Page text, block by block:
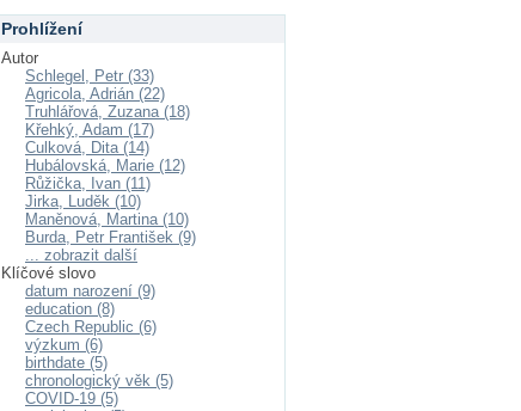
Prohlížení
Autor
Schlegel, Petr (33)
Agricola, Adrián (22)
Truhlářová, Zuzana (18)
Křehký, Adam (17)
Culková, Dita (14)
Hubálovská, Marie (12)
Růžička, Ivan (11)
Jirka, Luděk (10)
Maněnová, Martina (10)
Burda, Petr František (9)
... zobrazit další
Klíčové slovo
datum narození (9)
education (8)
Czech Republic (6)
výzkum (6)
birthdate (5)
chronologický věk (5)
COVID-19 (5)